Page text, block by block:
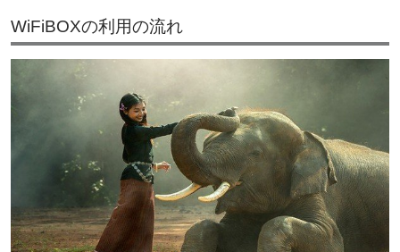
WiFiBOXの利用の流れ